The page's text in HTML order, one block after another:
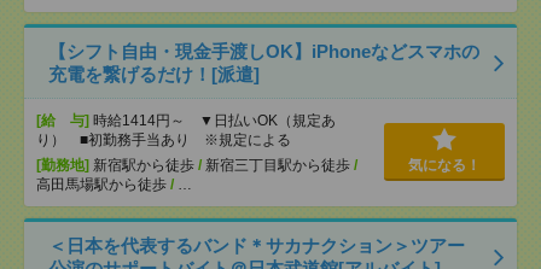
【シフト自由・現金手渡しOK】iPhoneなどスマホの
充電を繋げるだけ！[派遣]
[給 与] 時給1414円～ ▼日払いOK（規定あ
り） ■初勤務手当あり ※規定による
[勤務地] 新宿駅から徒歩 / 新宿三丁目駅から徒歩 /
高田馬場駅から徒歩 / …
気になる！
＜日本を代表するバンド＊サカナクション＞ツアー